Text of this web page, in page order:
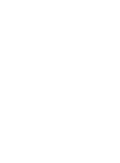
রহমানের,গ্যাস সঙ্কট